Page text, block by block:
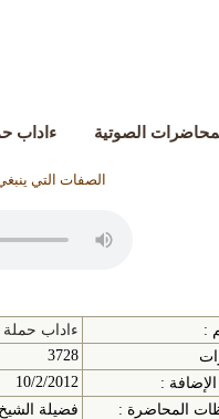
الصوتية ءاداب
الصفات التي
:
ءاداب حملة
3728
الإضافة :
10/2/2012
المحاضرة :
فضيلة